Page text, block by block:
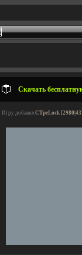
Скачать
Игру добавил CTpeLock [2980|43]